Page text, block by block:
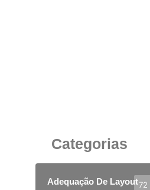
Categorias
Adequação De Layout72